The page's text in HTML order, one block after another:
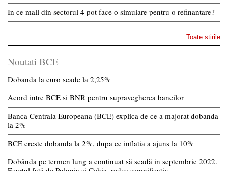
In ce mall din sectorul 4 pot face o simulare pentru o refinantare?
Toate stirile
Noutati BCE
Dobanda la euro scade la 2,25%
Acord intre BCE si BNR pentru supravegherea bancilor
Banca Centrala Europeana (BCE) explica de ce a majorat dobanda
la 2%
BCE creste dobanda la 2%, dupa ce inflatia a ajuns la 10%
Dobânda pe termen lung a continuat să scadă in septembrie 2022.